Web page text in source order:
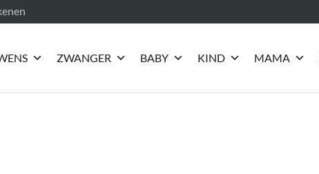
ZWANGER BABY KIND MAMA